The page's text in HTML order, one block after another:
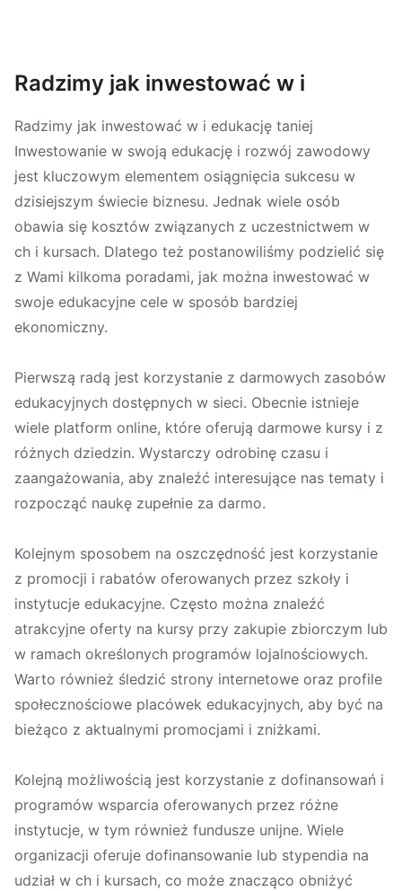
Radzimy jak inwestować w i
Radzimy jak inwestować w i edukację taniej
Inwestowanie w swoją edukację i rozwój zawodowy
jest kluczowym elementem osiągnięcia sukcesu w
dzisiejszym świecie biznesu. Jednak wiele osób
obawia się kosztów związanych z uczestnictwem w
ch i kursach. Dlatego też postanowiliśmy podzielić się
z Wami kilkoma poradami, jak można inwestować w
swoje edukacyjne cele w sposób bardziej
ekonomiczny.
Pierwszą radą jest korzystanie z darmowych zasobów
edukacyjnych dostępnych w sieci. Obecnie istnieje
wiele platform online, które oferują darmowe kursy i z
różnych dziedzin. Wystarczy odrobinę czasu i
zaangażowania, aby znaleźć interesujące nas tematy i
rozpocząć naukę zupełnie za darmo.
Kolejnym sposobem na oszczędność jest korzystanie
z promocji i rabatów oferowanych przez szkoły i
instytucje edukacyjne. Często można znaleźć
atrakcyjne oferty na kursy przy zakupie zbiorczym lub
w ramach określonych programów lojalnościowych.
Warto również śledzić strony internetowe oraz profile
społecznościowe placówek edukacyjnych, aby być na
bieżąco z aktualnymi promocjami i zniżkami.
Kolejną możliwością jest korzystanie z dofinansowań i
programów wsparcia oferowanych przez różne
instytucje, w tym również fundusze unijne. Wiele
organizacji oferuje dofinansowanie lub stypendia na
udział w ch i kursach, co może znacząco obniżyć